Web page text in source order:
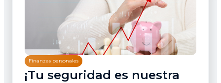
Finanzas personales
¡Tu seguridad es nuestra